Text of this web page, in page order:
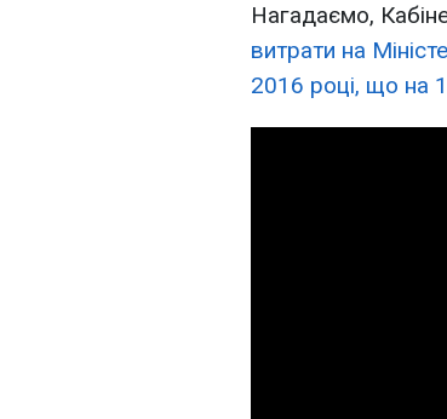
Нагадаємо,
витрати на
2016 році, що на